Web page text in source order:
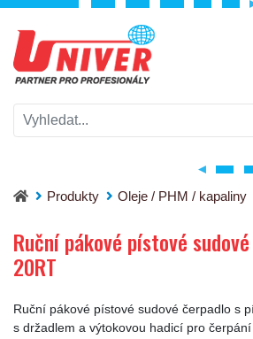
Produkty Oleje / PHM / kapaliny
Ruční pákové pístové sudové
Ruční pákové pístové
20RT
Ruční pákové pístové sudové čerpadlo s
s držadlem a výtokovou hadicí pro čerpání